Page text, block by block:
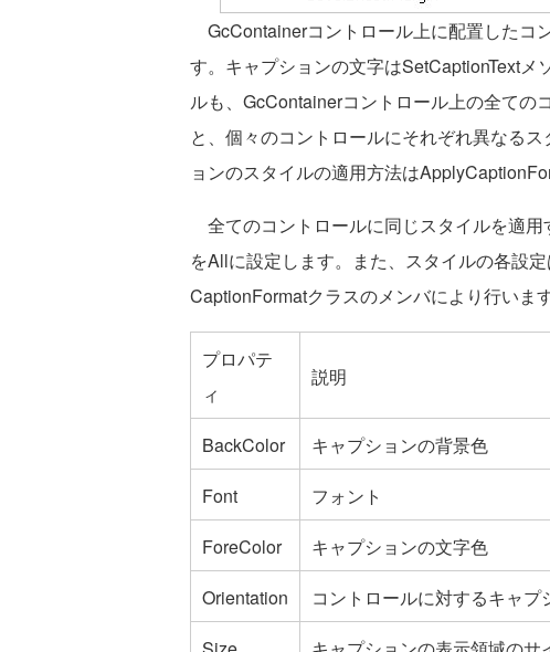
GcContainerコントロール上に配置したコ
す。キャプションの文字はSetCaptionText
ルも、GcContainerコントロール上の全ての
と、個々のコントロールにそれぞれ異なる
ョンのスタイルの適用方法は
全てのコントロールに同じスタイルを適
をAllに設定します。また、スタイルの各設
CaptionFormatクラスのメンバにより行います
プロパテ
ィ
説明
BackColor
キャプションの背景色
Font
フォント
ForeColor
キャプションの文字色
Orientation
コントロールに対するキャプ